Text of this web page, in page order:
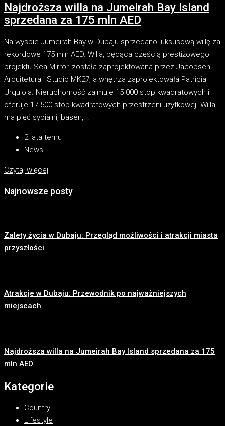
Najdroższa willa na Jumeirah Bay Island
sprzedana za 175 mln AED
Na wyspie Jumeirah Bay w Dubaju sprzedano luksusową willę za
rekordowe 175 mln AED. Willa, będąca częścią prestiżowego
projektu Sea Mirror, została zaprojektowana przez Jacobsen
Arquitetura i Studio MK27, a wnętrza zaprojektowała Patricia
Urquiola. Nieruchomość zajmuje 15 000 stóp kwadratowych i
oferuje 17 500 stóp kwadratowych przestrzeni użytkowej. Willa
ma pięć sypialni, basen,...
2 lata temu
News
Czytaj więcej
Najnowsze posty
Zalety życia w Dubaju: Przegląd możliwości i atrakcji miasta
przyszłości
Atrakcje w Dubaju: Przewodnik po najważniejszych
miejscach
Najdroższa willa na Jumeirah Bay Island sprzedana za 175
mln AED
Kategorie
Country
Lifestyle